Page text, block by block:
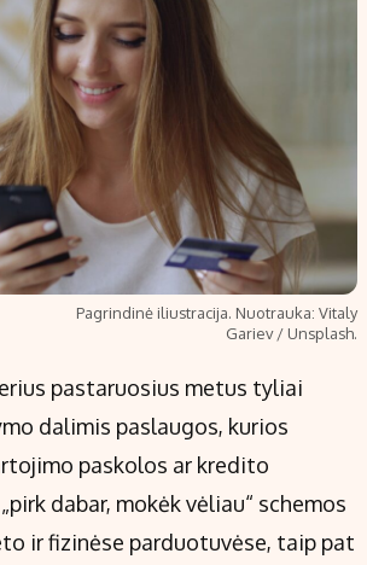
Pagrindinė iliustracija. Nuotrauka: Vitaly
Gariev / Unsplash.
pastaruosius metus tyliai
dalimis paslaugos, kurios
paskolos ar kredito
dabar, mokėk vėliau“ schemos
ir fizinėse parduotuvėse, taip pat